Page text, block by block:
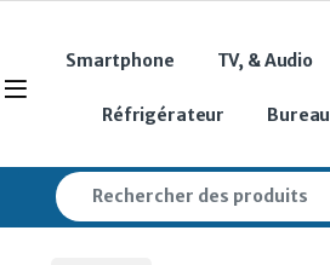
Open
Smartphone TV, & Audio
Réfrigérateur Bureau
Search for: